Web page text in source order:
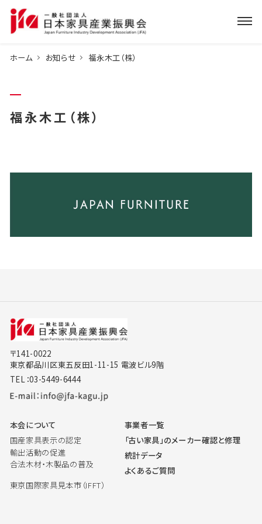
ホーム お知らせ 福永木工（株）
福永木工（株）
〒141-0022
東京都品川区東五反田1-11-15 電波ビル9階
TEL：03-5449-6444
本会について
国産家具表示の認定
輸出活動の促進
合法木材・木製品の普及
東京国際家具見本市（IFFT）
事業者一覧
「古い家具」のメーカー確認と修理
統計データ
よくあるご質問